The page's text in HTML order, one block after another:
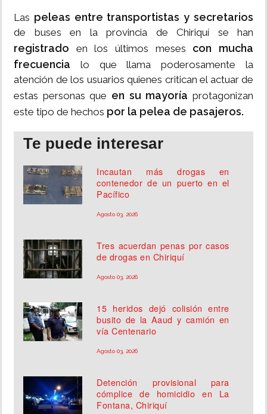
Las peleas entre transportistas y secretarios
de buses en la provincia de Chiriquí se han
registrado en los últimos meses con mucha
frecuencia lo que llama poderosamente la
atención de los usuarios quienes critican el actuar de
estas personas que en su mayoría protagonizan
este tipo de hechos por la pelea de pasajeros.
Te puede interesar
Incautan más drogas en
contenedor de un puerto en el
Pacífico
Agosto 03, 2026
Tres acuerdan penas por casos
de drogas en Chiriquí
Agosto 03, 2026
15 heridos dejó colisión entre
busito de la Aaud y camión en
vía Centenario
Agosto 03, 2026
Detención provisional para
cómplice de homicidio en La
Fontana, Chiriquí